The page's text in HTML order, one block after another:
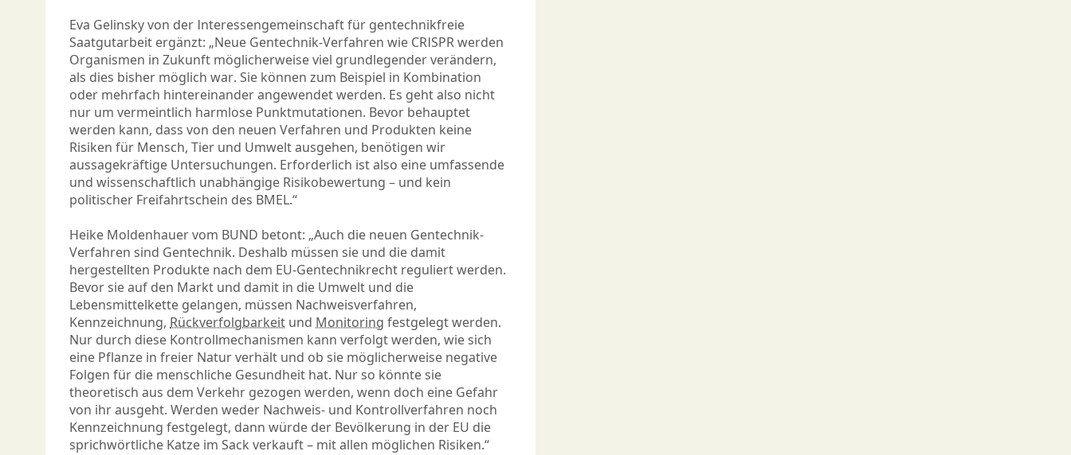
Eva Gelinsky von der Interessengemeinschaft für gentechnikfreie
Saatgutarbeit ergänzt: „Neue Gentechnik-Verfahren wie CRISPR werden
Organismen in Zukunft möglicherweise viel grundlegender verändern,
als dies bisher möglich war. Sie können zum Beispiel in Kombination
oder mehrfach hintereinander angewendet werden. Es geht also nicht
nur um vermeintlich harmlose Punktmutationen. Bevor behauptet
werden kann, dass von den neuen Verfahren und Produkten keine
Risiken für Mensch, Tier und Umwelt ausgehen, benötigen wir
aussagekräftige Untersuchungen. Erforderlich ist also eine umfassende
und wissenschaftlich unabhängige Risikobewertung – und kein
politischer Freifahrtschein des BMEL.“
Heike Moldenhauer vom BUND betont: „Auch die neuen Gentechnik-
Verfahren sind Gentechnik. Deshalb müssen sie und die damit
hergestellten Produkte nach dem EU-Gentechnikrecht reguliert werden.
Bevor sie auf den Markt und damit in die Umwelt und die
Lebensmittelkette gelangen, müssen Nachweisverfahren,
Kennzeichnung, Rückverfolgbarkeit und Monitoring festgelegt werden.
Nur durch diese Kontrollmecha­nis­men kann verfolgt werden, wie sich
eine Pflanze in freier Natur verhält und ob sie möglicherweise negative
Folgen für die menschliche Gesundheit hat. Nur so könnte sie
theoretisch aus dem Verkehr gezogen werden, wenn doch eine Gefahr
von ihr ausgeht. Werden weder Nachweis- und Kontrollverfahren noch
Kennzeichnung festgelegt, dann würde der Bevölkerung in der EU die
sprichwörtliche Katze im Sack verkauft – mit allen möglichen Risiken.“